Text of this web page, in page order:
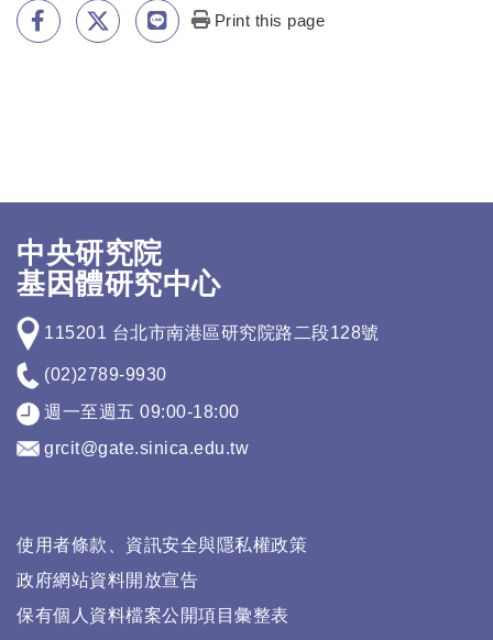
Print this page
中央研究院
基因體研究中心
115201 台北市南港區研究院路二段128號
(02)2789-9930
週一至週五 09:00-18:00
grcit@gate.sinica.edu.tw
使用者條款、資訊安全與隱私權政策
政府網站資料開放宣告
保有個人資料檔案公開項目彙整表